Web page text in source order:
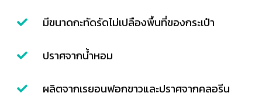
มีขนาดกะทัดรัดไม่เปลืองพื้นที่ของกระเป๋า
ปราศจากน้ำหอม
ผลิตจากเรยอนฟอกขาวและปราศจากคลอรีน